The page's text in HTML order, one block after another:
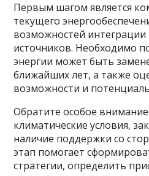
Первым шагом является
текущего
возможностей
источников. Необходимо
энергии может быть
ближайших лет, а также
возможности и
Обратите особое
климатические условия,
наличие поддержки со
этап помогает
стратегии, определить